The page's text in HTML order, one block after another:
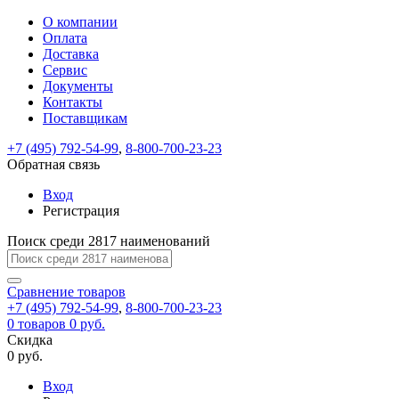
ВходРегистрация
test@example.com
отправлена
по
ней
завершения
регистрации.
Ок
Запомнить
меня
Забыли
Восстановление
пароля
Заполните
форму.
Мы
отправим
ссылку
указанный
электронный
перейдя
по
которой
вы
задать
На
вашу
почту
test@test.ru
ссылка.
Перейдите
по
для
смены
пароля.
Введите
новый
пароль
Сменить
Пароль
успешно
восстановлен
Обратная
связь
Сообщение
пользовательского
сообщение
успешно
отправлено.
О компании
Оплата
Доставка
Сервис
Документы
Контакты
Поставщикам
+7 (495) 792-54-99, 8-800-700-23-23
Обратная связь
Вход
Регистрация
Поиск среди 2817 наименований
Сравнение товаров
+7 (495) 792-54-99, 8-800-700-23-23
0 товаров 0 руб.
Скидка
0 руб.
Вход